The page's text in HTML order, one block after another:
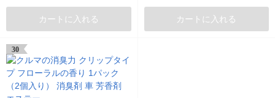
カートに入れる カートに入れる
30